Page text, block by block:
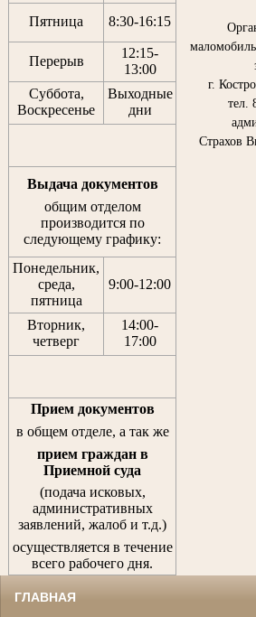
Пятница 8:30-16:15
Перерыв
12:15-
13:00
Суббота,
Воскресенье
Выходные
дни
Выдача документов
общим отделом
производится по
следующему графику:
Понедельник,
среда,
пятница
9:00-12:00
Вторник,
четверг
14:00-
17:00
Прием документов
в общем отделе, а так же
прием граждан в
Приемной суда
(подача исковых,
административных
заявлений, жалоб и т.д.)
осуществляется в течение
всего рабочего дня.
г.
тел.
Страхов
ГЛАВНАЯ